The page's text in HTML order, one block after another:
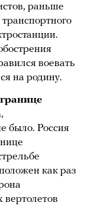
раньше
воевать
на родину.
,
было. Россия
как раз
вертолетов